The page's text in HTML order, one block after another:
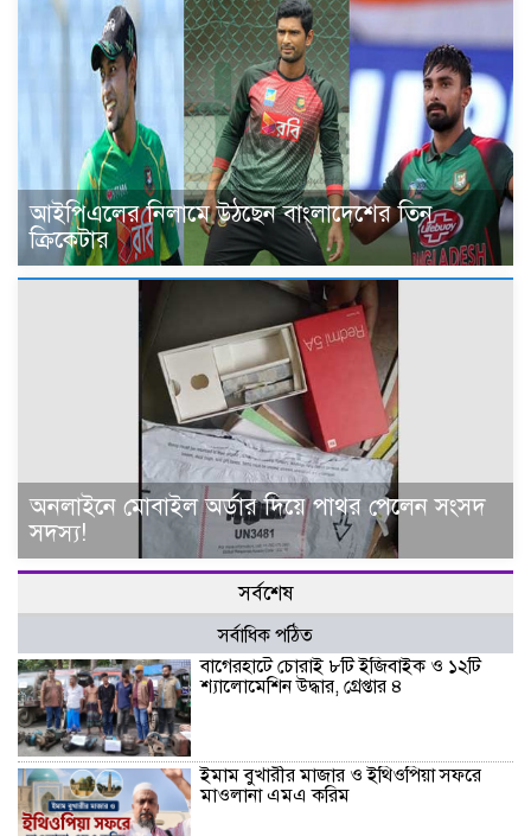
আইপিএলের নিলামে উঠছেন বাংলাদেশের তিন
ক্রিকেটার
অনলাইনে মোবাইল অর্ডার দিয়ে পাথর পেলেন সংসদ
সদস্য!
সর্বশেষ
সর্বাধিক পঠিত
বাগেরহাটে চোরাই ৮টি ইজিবাইক ও ১২টি
শ্যালোমেশিন উদ্ধার, গ্রেপ্তার ৪
ইমাম বুখারীর মাজার ও ইথিওপিয়া সফরে
মাওলানা এমএ করিম